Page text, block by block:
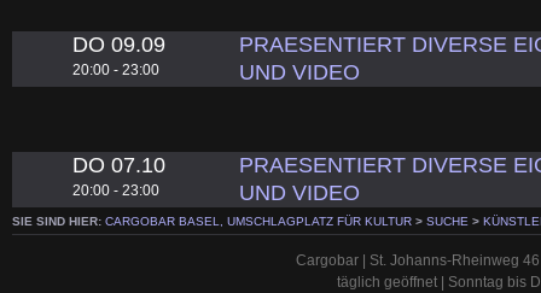
DO 09.09
20:00 - 23:00
PRAESENTIERT DIVERSE
UND VIDEO
DO 07.10
20:00 - 23:00
PRAESENTIERT DIVERSE
UND VIDEO
SIE SIND HIER: CARGOBAR BASEL, UMSCHLAGPLATZ FÜR KULTUR > SUCHE >
Cargobar | St. Johanns-Rheinweg
täglich geöffnet | Sonntag bis